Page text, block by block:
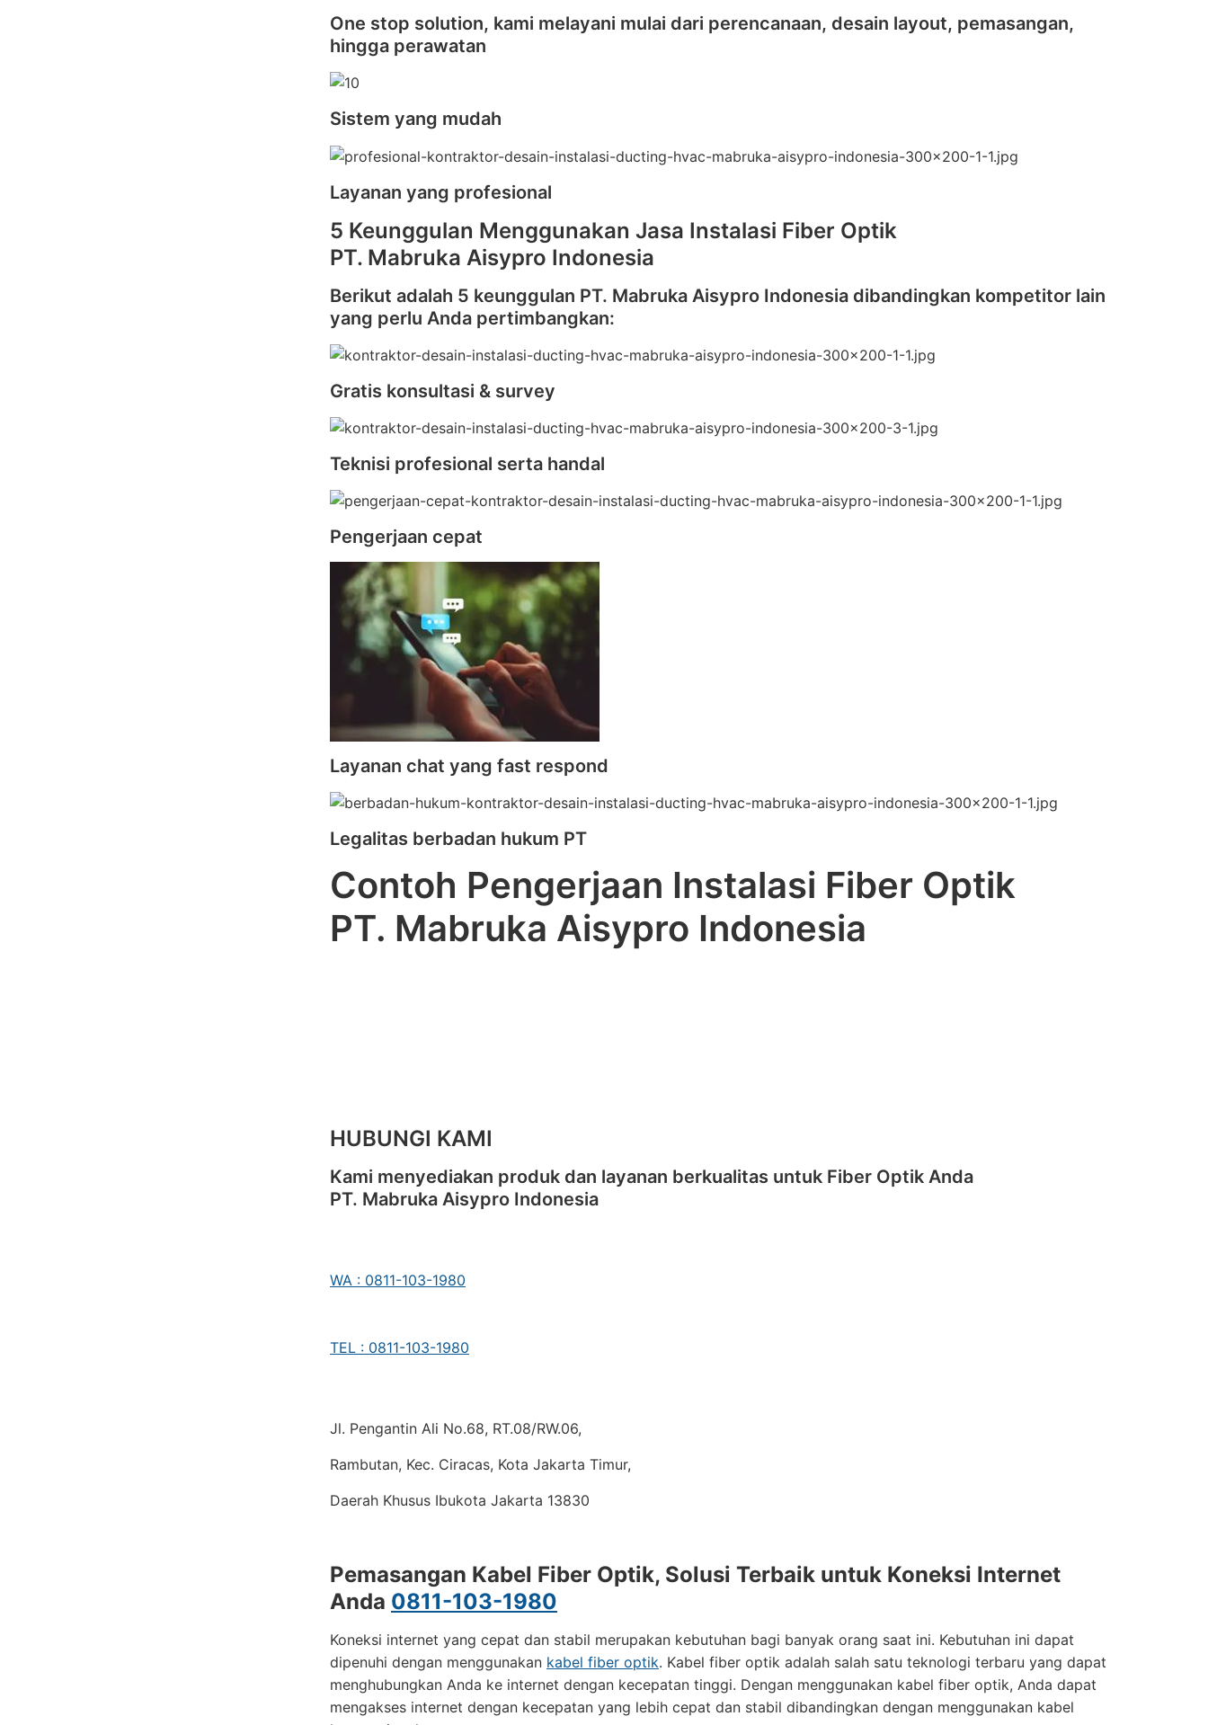
One stop solution, kami melayani mulai dari perencanaan, desain layout, pemasangan,
hingga perawatan
Sistem yang mudah
Layanan yang profesional
5 Keunggulan Menggunakan Jasa Instalasi Fiber Optik
PT. Mabruka Aisypro Indonesia
Berikut adalah 5 keunggulan PT. Mabruka Aisypro Indonesia dibandingkan kompetitor lain
yang perlu Anda pertimbangkan:
Gratis konsultasi & survey
Teknisi profesional serta handal
Pengerjaan cepat
Layanan chat yang fast respond
Legalitas berbadan hukum PT
Contoh Pengerjaan Instalasi Fiber Optik
PT. Mabruka Aisypro Indonesia
HUBUNGI KAMI
Kami menyediakan produk dan layanan berkualitas untuk Fiber Optik Anda
PT. Mabruka Aisypro Indonesia
WA : 0811-103-1980
TEL : 0811-103-1980
Jl. Pengantin Ali No.68, RT.08/RW.06,
Rambutan, Kec. Ciracas, Kota Jakarta Timur,
Daerah Khusus Ibukota Jakarta 13830
Pemasangan Kabel Fiber Optik, Solusi Terbaik untuk Koneksi Internet
Anda 0811-103-1980
Koneksi internet yang cepat dan stabil merupakan kebutuhan bagi banyak orang saat ini. Kebutuhan ini dapat
dipenuhi dengan menggunakan kabel fiber optik. Kabel fiber optik adalah salah satu teknologi terbaru yang dapat
menghubungkan Anda ke internet dengan kecepatan tinggi. Dengan menggunakan kabel fiber optik, Anda dapat
mengakses internet dengan kecepatan yang lebih cepat dan stabil dibandingkan dengan menggunakan kabel